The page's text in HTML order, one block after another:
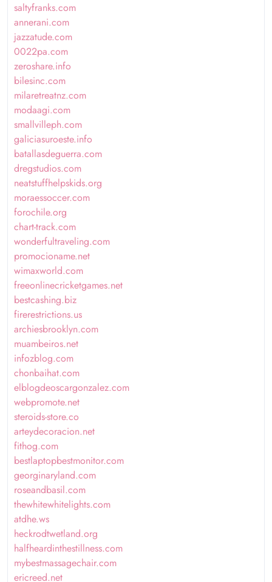
saltyfranks.com
annerani.com
jazzatude.com
0022pa.com
zeroshare.info
bilesinc.com
milaretreatnz.com
modaagi.com
smallvilleph.com
galiciasuroeste.info
batallasdeguerra.com
dregstudios.com
neatstuffhelpskids.org
moraessoccer.com
forochile.org
chart-track.com
wonderfultraveling.com
promocioname.net
wimaxworld.com
freeonlinecricketgames.net
bestcashing.biz
firerestrictions.us
archiesbrooklyn.com
muambeiros.net
infozblog.com
chonbaihat.com
elblogdeoscargonzalez.com
webpromote.net
steroids-store.co
arteydecoracion.net
fithog.com
bestlaptopbestmonitor.com
georginaryland.com
roseandbasil.com
thewhitewhitelights.com
atdhe.ws
heckrodtwetland.org
halfheardinthestillness.com
mybestmassagechair.com
ericreed.net